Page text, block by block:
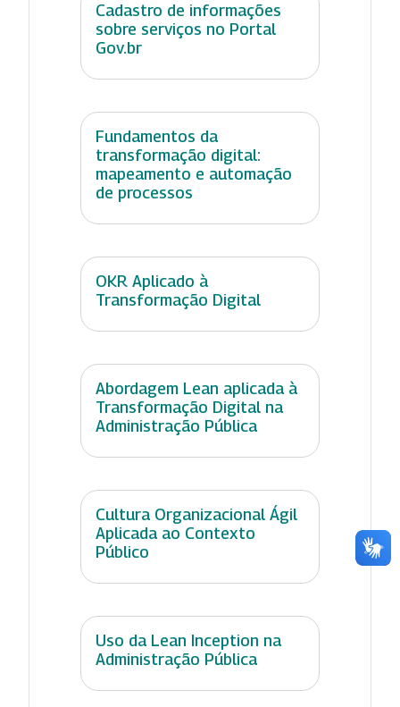
Cadastro de informações
sobre serviços no Portal
Gov.br
Fundamentos da
transformação digital:
mapeamento e automação
de processos
OKR Aplicado à
Transformação Digital
Abordagem Lean aplicada à
Transformação Digital na
Administração Pública
Cultura Organizacional Ágil
Aplicada ao Contexto
Público
Uso da Lean Inception na
Administração Pública